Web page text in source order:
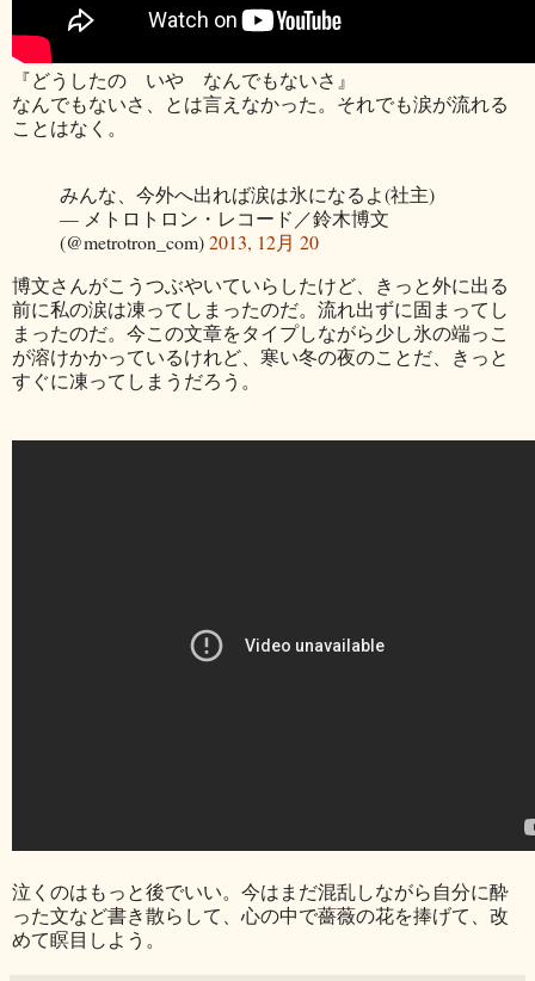
『どうしたの いや なんでもないさ』
なんでもないさ、とは言えなかった。それでも涙が流れる
ことはなく。
みんな、今外へ出れば涙は氷になるよ(社主)
— メトロトロン・レコード／鈴木博文
(@metrotron_com)2013, 12月 20
博文さんがこうつぶやいていらしたけど、きっと外に出る
前に私の涙は凍ってしまったのだ。流れ出ずに固まってし
まったのだ。今この文章をタイプしながら少し氷の端っこ
が溶けかかっているけれど、寒い冬の夜のことだ、きっと
すぐに凍ってしまうだろう。
泣くのはもっと後でいい。今はまだ混乱しながら自分に酔
った文など書き散らして、心の中で薔薇の花を捧げて、改
めて瞑目しよう。